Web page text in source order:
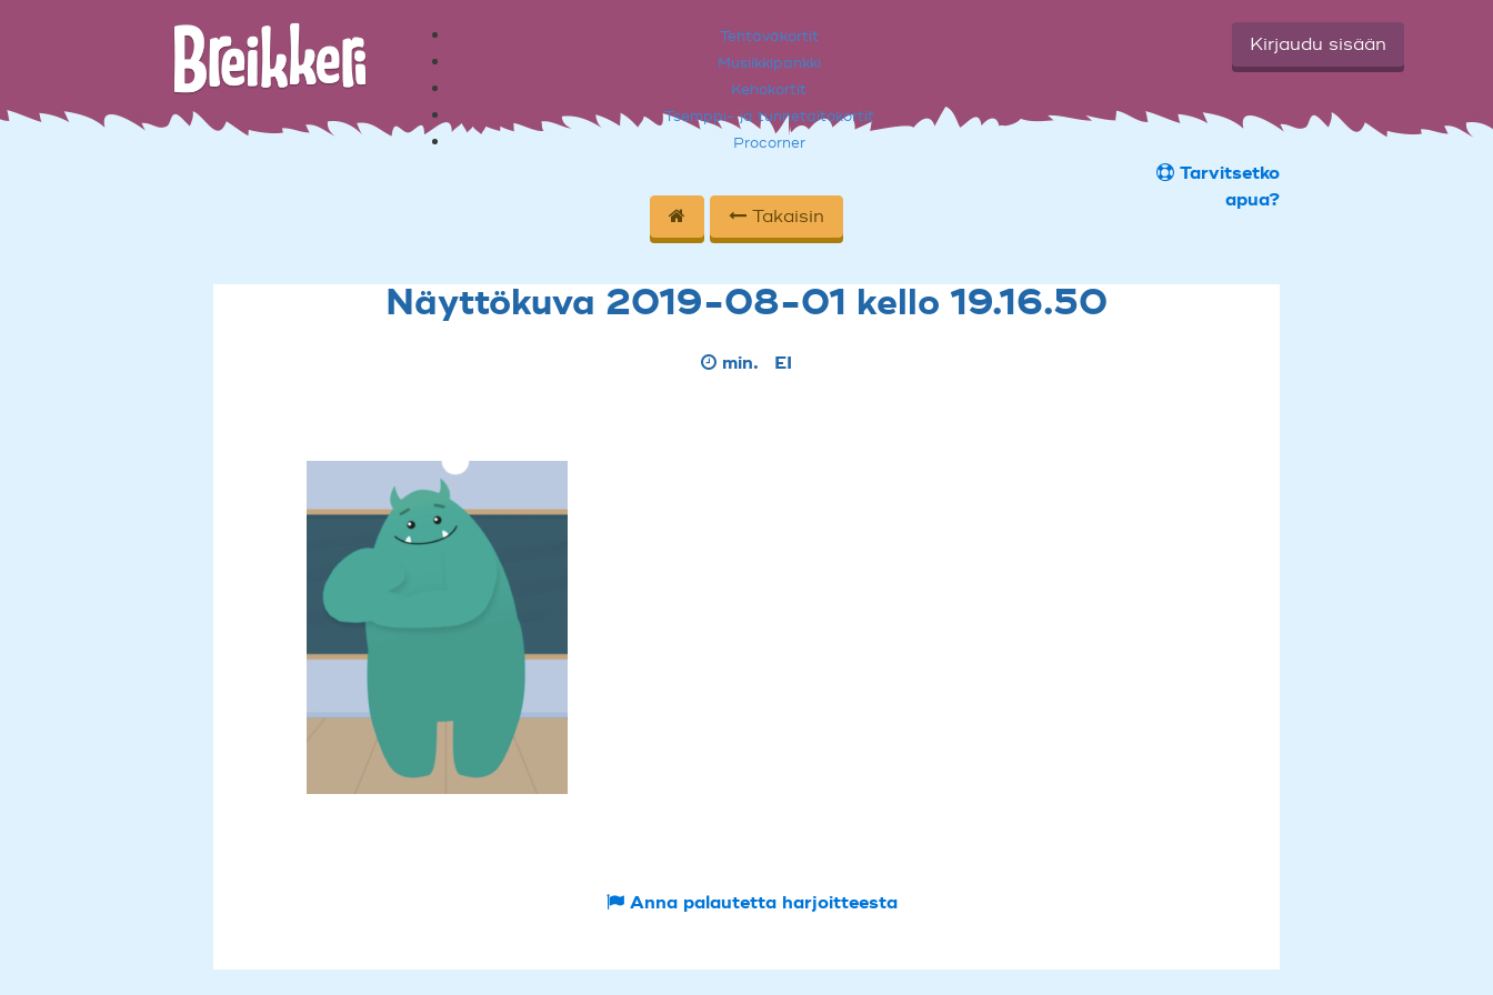
Tehtäväkortit
Musiikkipankki
Kehokortit
Tsemppi- ja tunnetaitokortit
Procorner
Kirjaudu sisään
Tarvitsetko
apua?
Takaisin
Näyttökuva 2019-08-01 kello 19.16.50
min. EI
Anna palautetta harjoitteesta